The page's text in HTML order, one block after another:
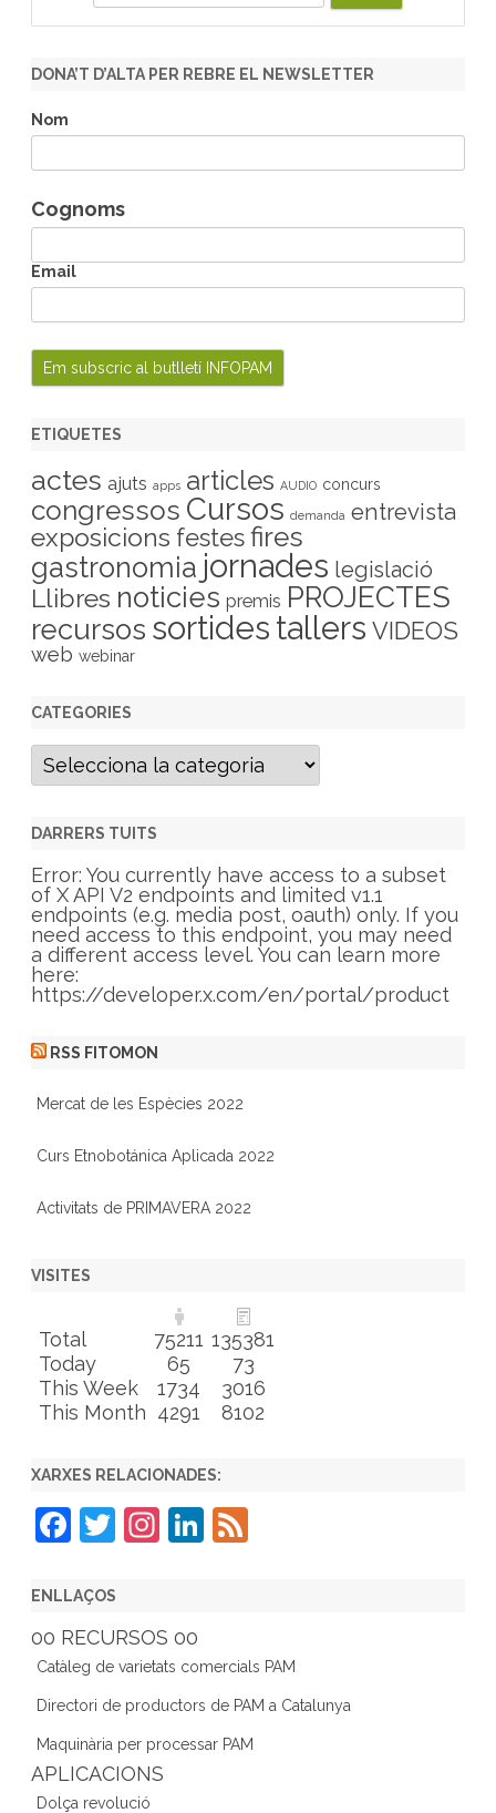
r
h
DONA’T D’ALTA PER REBRE EL NEWSLETTER
Nom
Cognoms
Email
ETIQUETES
actes ajuts apps articles AUDIO concurs
congressos Cursos demanda entrevista
exposicions festesfires
gastronomia jornades legislació
Llibres noticies premis PROJECTES
recursos sortides tallers VIDEOS
web webinar
CATEGORIES
C
t
g
r
i
e
s
DARRERS TUITS
Error: You currently have access to a subset
of X API V2 endpoints and limited v1.1
endpoints (e.g. media post, oauth) only. If you
need access to this endpoint, you may need
a different access level. You can learn more
here:
https://developer.x.com/en/portal/product
RSS FITOMON
Mercat de les Espècies 2022
Curs Etnobotánica Aplicada 2022
Activitats de PRIMAVERA 2022
VISITES
Total 75211 135381
Today
65
73
This Week
1734
3016
This Month 4291 8102
XARXES RELACIONADES:
F
c
e
b
o
o
k
T
er
In
gr
a
m
Li
dI
n
ENLLAÇOS
00 RECURSOS 00
Catàleg de varietats comercials PAM
Directori de productors de PAM a Catalunya
Maquinària per processar PAM
APLICACIONS
Dolça revolució